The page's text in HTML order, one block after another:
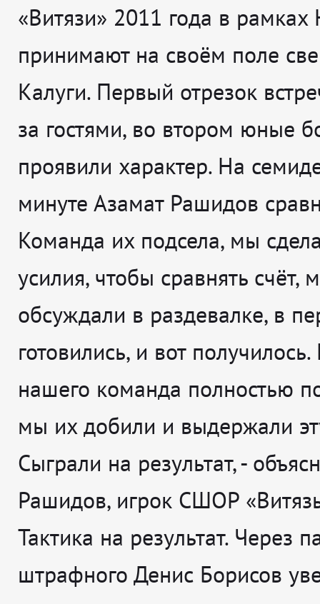
«Витязи» 2011 года в
принимают на своём поле
Калуги. Первый отрезок
за гостями, во втором юные
проявили характер. На
минуте Азамат Рашидов
Команда их подсела, мы
усилия, чтобы сравнять счёт,
обсуждали в раздевалке, в
готовились, и вот
нашего команда полностью
мы их добили и выдержали
Сыграли на результат,-
Рашидов, игрок СШОР
Тактика на результат. Через
штрафного Денис Борисов